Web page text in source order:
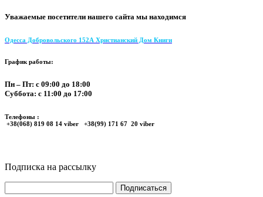
Уважаемые посетители нашего сайта мы находимся
Одесса Добровольского 152А Христианский Дом Книги
График работы:
Пн – Пт: с 09:00 до 18:00
Суббота: с 11:00 до 17:00
Телефоны :
+38(068) 819 08 14 viber +38(99) 171 67 20 viber
Подписка на рассылку